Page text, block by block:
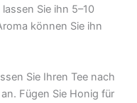
Sie ihn 5–10
können Sie ihn
Sie Ihren Tee nach
Fügen Sie Honig für